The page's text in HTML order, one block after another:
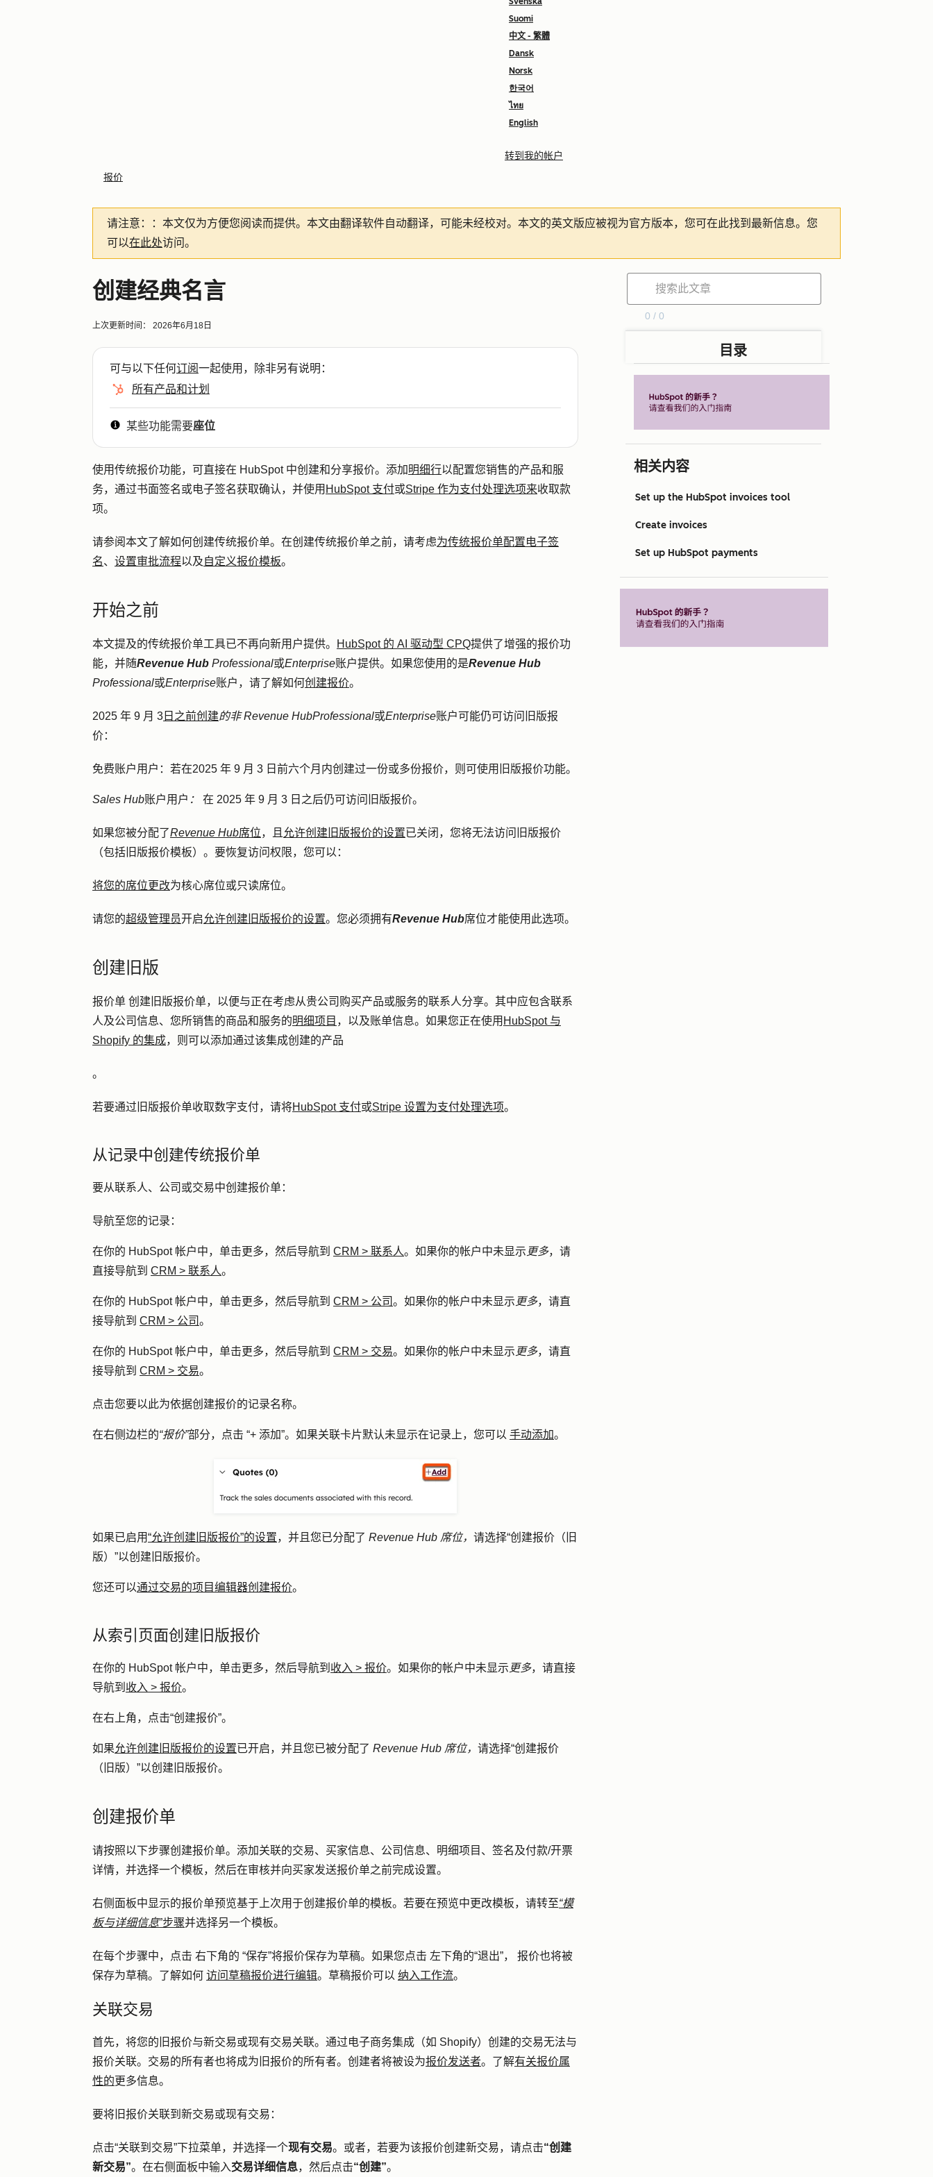
Suomi
中文 - 繁體
Dansk
Norsk
한국어
ไทย
English
转到我的帐户
报价
请注意： ：本文仅为方便您阅读而提供。 本文由翻译软件自动翻译，可能未经校对。本文的英文版应被视为官方版本，您可在此找到最新信息。您
可以在此处访问。
创建经典名言
上次更新时间： 2026年6月18日
可与以下任何订阅一起使用，除非另有说明：
所有产品和计划
某些功能需要座位
使用传统报价功能，可直接在 HubSpot 中创建和分享报价。添加明细行以配置您销售的产品和服
务，通过书面签名或电子签名获取确认，并使用 HubSpot 支付或Stripe 作为支付处理选项来收取款
项。
请参阅本文了解如何创建传统报价单。在创建传统报价单之前，请考虑为传统报价单配置电子签
名、 设置审批流程以及自定义报价模板。
开始之前
本文提及的传统报价单工具已不再向新用户提供。 HubSpot 的 AI 驱动型 CPQ提供了增强的报价功
能，并随Revenue Hub Professional或Enterprise账户提供。如果您使用的是Revenue Hub
Professional或Enterprise账户，请了解如何创建报价。
2025 年 9 月 3 日之前创建的非 Revenue HubProfessional或Enterprise账户可能仍可访问旧版报
价：
免费账户用户： 若在2025 年 9 月 3 日前六个月内创建过一份或多份报价，则可使用旧版报价功能。
Sales Hub账户用户 ： 在 2025 年 9 月 3 日之后仍可访问旧版报价。
如果您被分配了Revenue Hub席位，且 允许创建旧版报价的设置已关闭，您将无法访问旧版报价
（包括旧版报价模板）。要恢复访问权限，您可以：
将您的席位更改为核心席位或只读席位。
请您的超级管理员开启允许创建旧版报价的设置。您必须拥有Revenue Hub席位才能使用此选项。
创建旧版
报价单 创建旧版报价单，以便与正在考虑从贵公司购买产品或服务的联系人分享。其中应包含联系
人及公司信息、您所销售的商品和服务的明细项目 ，以及账单信息。如果您正在使用 HubSpot 与
Shopify 的集成，则可以添加通过该集成创建的产品
。
若要通过旧版报价单收取数字支付，请将HubSpot 支付或Stripe 设置为支付处理选项。
从记录中创建传统报价单
要从联系人、公司或交易中创建报价单：
导航至您的记录：
在你的 HubSpot 帐户中，单击更多，然后导航到 CRM > 联系人。如果你的帐户中未显示 更多，请
直接导航到 CRM > 联系人。
在你的 HubSpot 帐户中，单击更多，然后导航到 CRM > 公司。如果你的帐户中未显示 更多，请直
接导航到 CRM > 公司。
在你的 HubSpot 帐户中，单击更多，然后导航到 CRM > 交易。如果你的帐户中未显示 更多，请直
接导航到 CRM > 交易。
点击您要以此为依据创建报价的记录名称。
在右侧边栏的“报价”部分，点击 “+ 添加”。如果关联卡片默认未显示在记录上，您可以 手动添加。
如果已启用“允许创建旧版报价”的设置，并且您已分配了 Revenue Hub 席位， 请选择“创建报价（旧
版）”以创建旧版报价。
您还可以通过交易的项目编辑器创建报价。
从索引页面创建旧版报价
在你的 HubSpot 帐户中，单击更多，然后导航到 收入 > 报价。如果你的帐户中未显示 更多，请直接
导航到 收入 > 报价。
在右上角，点击“创建报价”。
如果允许创建旧版报价的设置已开启，并且您已被分配了 Revenue Hub 席位， 请选择“创建报价
（旧版）”以创建旧版报价。
创建报价单
请按照以下步骤创建报价单。添加关联的交易、买家信息、公司信息、明细项目、签名及付款/开票
详情，并选择一个模板，然后在审核并向买家发送报价单之前完成设置。
右侧面板中显示的报价单预览基于上次用于创建报价单的模板。若要在预览中更改模板，请转至“模
板与详细信息”步骤并选择另一个模板。
在每个步骤中，点击 右下角的 “保存”将报价保存为草稿。如果您点击 左下角的“退出”， 报价也将被
保存为草稿。了解如何 访问草稿报价进行编辑。草稿报价可以 纳入工作流。
关联交易
首先，将您的旧报价与新交易或现有交易关联。通过电子商务集成（如 Shopify）创建的交易无法与
报价关联。交易的所有者也将成为旧报价的所有者。创建者将被设为报价发送者。了解有关报价属
性的更多信息。
要将旧报价关联到新交易或现有交易：
点击“关联到交易”下拉菜单，并选择一个现有交易。或者，若要为该报价创建新交易，请点击“创建
新交易”。在右侧面板中输入交易详细信息，然后点击“创建”。
0 / 0
目录
相关内容
Set up the HubSpot invoices tool
Create invoices
Set up HubSpot payments